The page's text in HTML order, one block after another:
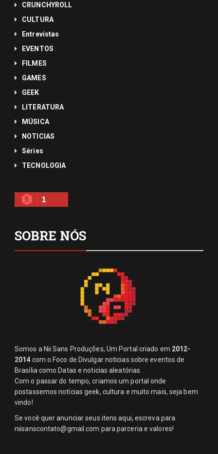
CRUNCHYROLL
CULTURA
Entrevistas
EVENTOS
FILMES
GAMES
GEEK
LITERATURA
MÚSICA
NOTICIAS
Séries
TECNOLOGIA
1
SOBRE NÓS
Somos a Nii Sans Produções, Um Portal criado em 2012-
2014 com o Foco de Divulgar noticias sobre eventos de
Brasília como Datas e noticias aleatórias.
Com o passar do tempo, criamos um portal onde
postassemos notícias geek, cultura e muito mais, seja bem
vindo!
Se você quer anunciar seus itens aqui, escreva para
niisanscontato@gmail.com para parceria e valores!